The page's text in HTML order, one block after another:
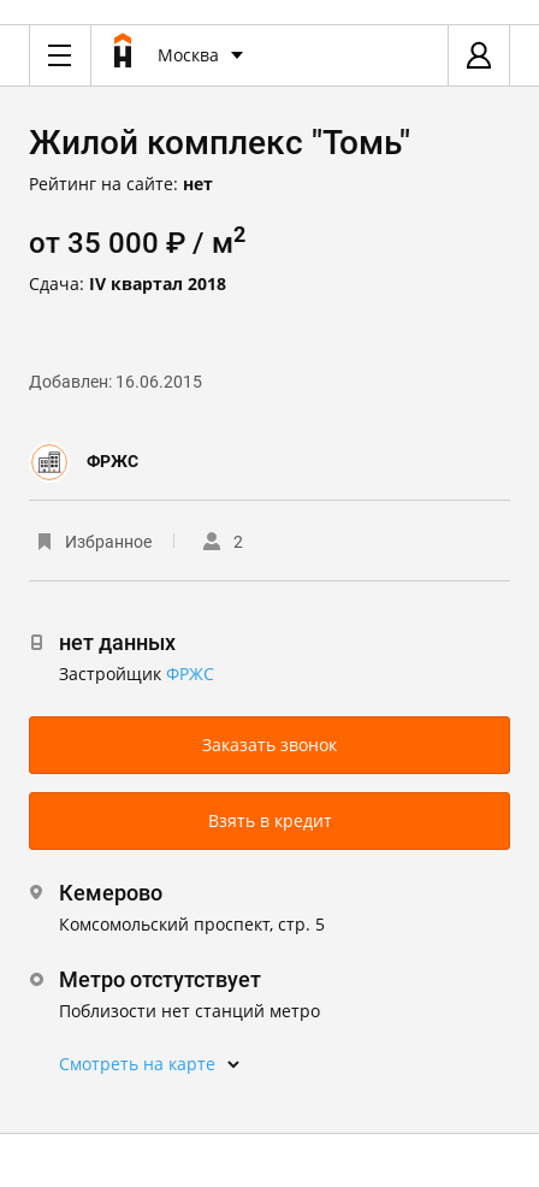
Москва
Жилой комплекс "Томь"
Рейтинг на сайте: нет
от 35 000 ₽ / м2
Сдача: IV квартал 2018
Добавлен: 16.06.2015
ФРЖС
Избранное 2
нет данных
Застройщик ФРЖС
Заказать звонок
Взять в кредит
Кемерово
Комсомольский проспект, стр. 5
Метро отстутствует
Поблизости нет станций метро
Смотреть на карте